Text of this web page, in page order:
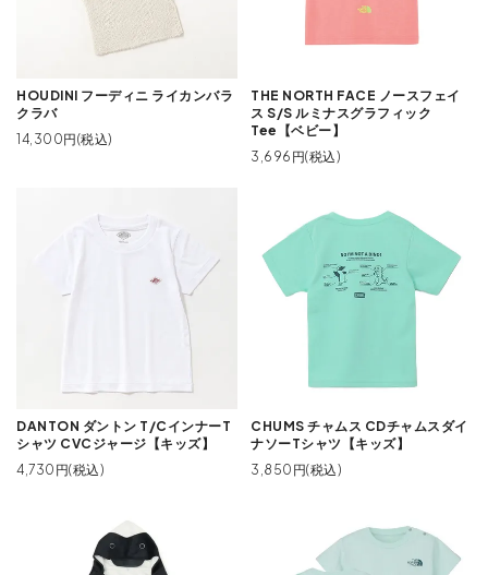
HOUDINI フーディニ ライカンバラ
クラバ
14,300円(税込)
THE NORTH FACE ノースフェイ
ス S/S ルミナスグラフィック
Tee【ベビー】
3,696円(税込)
DANTON ダントン T/CインナーT
シャツ CVCジャージ【キッズ】
4,730円(税込)
CHUMS チャムス CDチャムスダイ
ナソーTシャツ【キッズ】
3,850円(税込)